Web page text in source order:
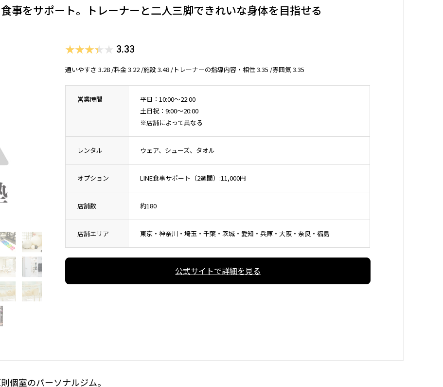
事をサポート。トレーナーと二人三脚できれいな身体を目指せる
3.33
通いやすさ 3.28 /料金 3.22 /施設 3.48 /トレーナーの指導内容・相性 3.35 /雰囲気 3.35
営業時間
平日：10:00～22:00
土日祝：9:00～20:00
※店舗によって異なる
レンタル ウェア、シューズ、タオル
オプション LINE食事サポート（2週間）:11,000円
店舗数 約180
店舗エリア 東京・神奈川・埼玉・千葉・茨城・愛知・兵庫・大阪・奈良・福島
公式サイトで詳細を見る
個室のパーソナルジム。